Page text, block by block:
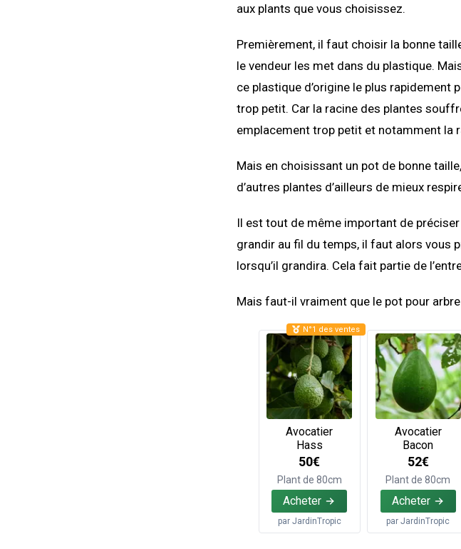
aux plants que vous choisissez.
Premièrement, il faut choisir la bonne
le vendeur les met dans du plastique.
ce plastique d’origine le plus rapidement
trop petit. Car la racine des plantes
emplacement trop petit et notamment la
Mais en choisissant un pot de bonne
d’autres plantes d’ailleurs de mieux
Il est tout de même important de
grandir au fil du temps, il faut alors vous
lorsqu’il grandira. Cela fait partie de
Mais faut-il vraiment que le pot pour
Avocatier
Hass
50€
Plant de 80cm
Acheter
par JardinTropic
N°1 des ventes
Avocatier
Bacon
52€
Plant de 80cm
Acheter
parJardinTropic